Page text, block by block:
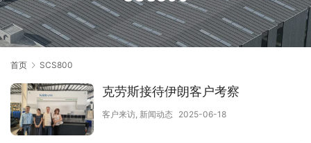
首页 SCS800
克劳斯接待伊朗客户考察
客户来访, 新闻动态 2025-06-18